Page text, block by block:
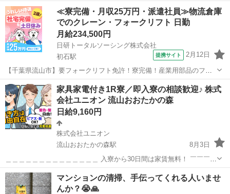
まずは相談からでもOK！ 【今すぐ電話一本で即入寮&生活費支援！】
・日払いOK！ ・全くの未経験でも可能！【個室寮完備】 ＜こんなお
困りごと...
千葉 流山市 軽作業 個室
≪寮完備・月収25万円・派遣社員≫物流倉庫
でのクレーン・フォークリフト 日勤
月給234,500円
日研トータルソーシング株式会社
初石駅
提携サイト 2月12日
【千葉県流山市】要フォークリフト免許！寮完備！産業用部品のフォ
ークリフト入出庫作業《お仕事No.4A015》 お仕事について 自動車部
品ほか様々な物をフォークリフトを使用して運搬する倉庫内作業で
す。 ※業務の変更、就業場...
千葉 流山市 初石駅 その他
家具家電付き1R寮／即入寮の相談歓迎♪ 株式
会社ユニオン 流山おおたかの森
日給9,160円
株式会社ユニオン
流山おおたかの森駅
8月3日
＿＿＿＿＿＿＿＿＿＿＿＿＿＿ 入寮から30日間は家賃無料！ ￣￣￣￣
￣￣￣￣￣￣￣￣￣￣ ☆友達と一緒の応募も歓迎☆ キレイな家具家電
付き寮を紹介可能◎ 学生やフリーター、主婦(夫)、定年後の方など、
幅広い世代が活躍中！ 隊...
千葉 流山市 流山おおたかの森駅 警備員 個室
マンションの清掃、手伝ってくれる人いませ
んか？😭🙏